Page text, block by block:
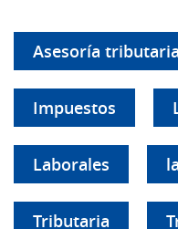
Asesoría tributaria
Impuestos
Laborales
Tributaria